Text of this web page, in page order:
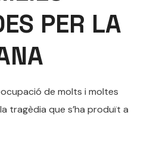
PER LA
de molts i moltes
tragèdia que s’ha produït a